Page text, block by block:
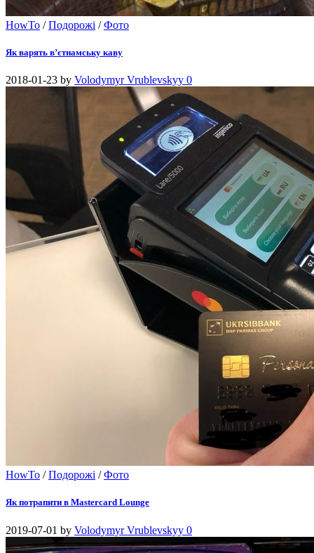
HowTo /Подорожі /Фото
Як варять в’єтнамську каву
2018-01-23 by Volodymyr Vrublevskyy 0
HowTo /Подорожі /Фото
Як потрапити в Mastercard Lounge
2019-07-01 by Volodymyr Vrublevskyy 0